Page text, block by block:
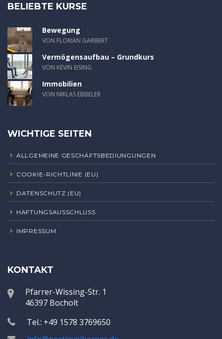
BELIEBTE KURSE
Bewegung
VON FLORIAN GARBERT
Vermögensaufbau – Grundkurs
VON KEVIN EISING
Immobilien
VON NIKLAS EBBELER
WICHTIGE SEITEN
ALLGEMEINE GESCHÄFTSBEDIUNGUNGEN
COOKIE-RICHTLINIE (EU)
DATENSCHUTZ (EU)
HAFTUNGSAUSSCHLUSS
IMPRESSUM
KONTAKT
Pfarrer-Wissing-Str. 1
46397 Bocholt
Tel.: +49 1578 3769650